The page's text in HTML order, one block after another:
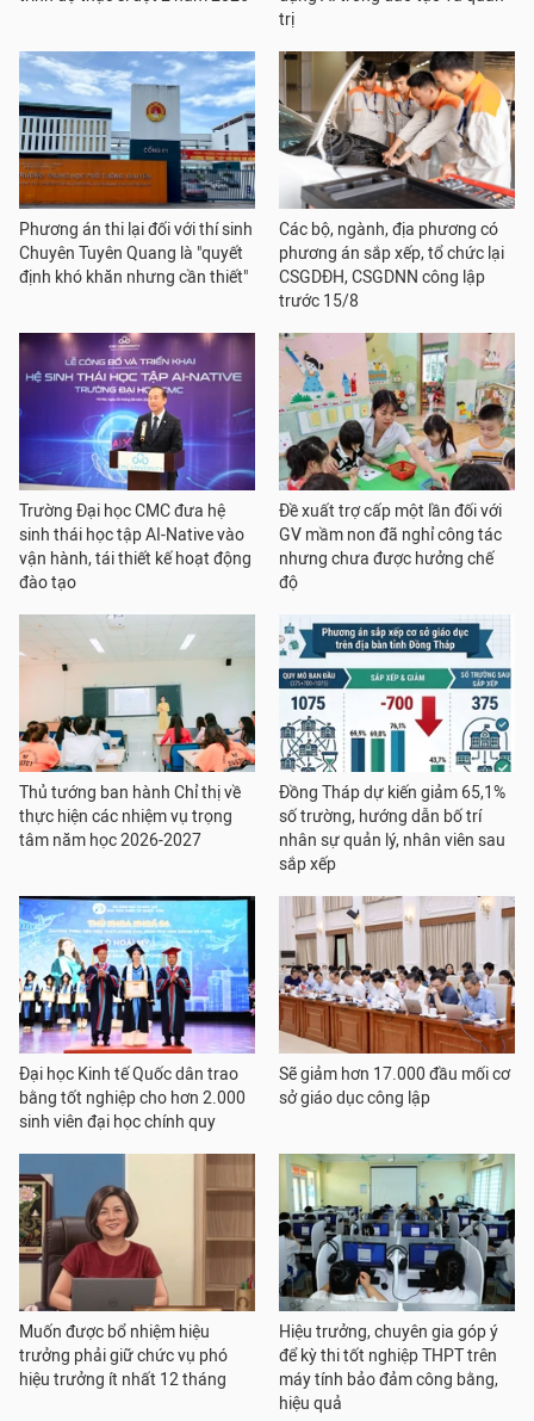
trị
Phương án thi lại đối với thí sinh
Chuyên Tuyên Quang là "quyết
định khó khăn nhưng cần thiết"
Các bộ, ngành, địa phương có
phương án sắp xếp, tổ chức lại
CSGDĐH, CSGDNN công lập
trước 15/8
Trường Đại học CMC đưa hệ
sinh thái học tập AI-Native vào
vận hành, tái thiết kế hoạt động
đào tạo
Đề xuất trợ cấp một lần đối với
GV mầm non đã nghỉ công tác
nhưng chưa được hưởng chế
độ
Thủ tướng ban hành Chỉ thị về
thực hiện các nhiệm vụ trọng
tâm năm học 2026-2027
Đồng Tháp dự kiến giảm 65,1%
số trường, hướng dẫn bố trí
nhân sự quản lý, nhân viên sau
sắp xếp
Đại học Kinh tế Quốc dân trao
bằng tốt nghiệp cho hơn 2.000
sinh viên đại học chính quy
Sẽ giảm hơn 17.000 đầu mối cơ
sở giáo dục công lập
Muốn được bổ nhiệm hiệu
trưởng phải giữ chức vụ phó
hiệu trưởng ít nhất 12 tháng
Hiệu trưởng, chuyên gia góp ý
để kỳ thi tốt nghiệp THPT trên
máy tính bảo đảm công bằng,
hiệu quả